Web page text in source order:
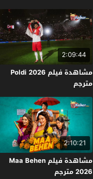
2:09:44
مشاهدة فيلم Poldi 2026
مترجم
2:10:21
مشاهدة فيلم Maa Behen
2026 مترجم